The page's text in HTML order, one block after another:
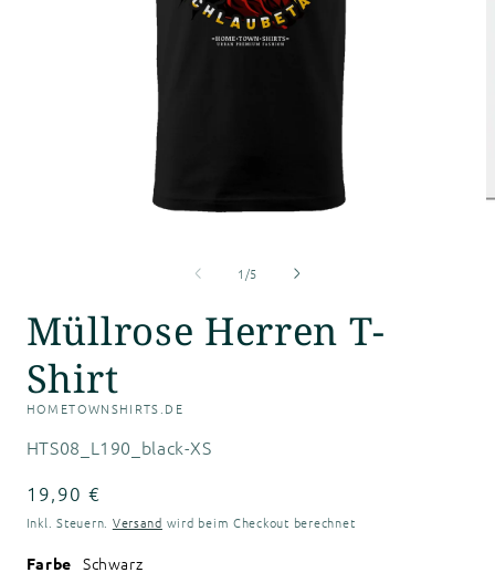
1 /von
5
Müllrose Herren T-
Shirt
HOMETOWNSHIRTS.DE
SKU:
HTS08_L190_black-XS
Normaler
Preis
19,90 €
Inkl. Steuern. Versand wird beim Checkout berechnet
Farbe Schwarz